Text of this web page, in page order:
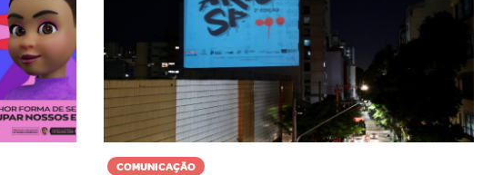
COMUNICAÇÃO